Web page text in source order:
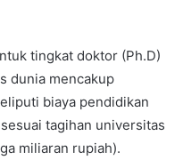
tingkat doktor (Ph.D)
dunia mencakup
biaya pendidikan
tagihan universitas
miliaran rupiah).